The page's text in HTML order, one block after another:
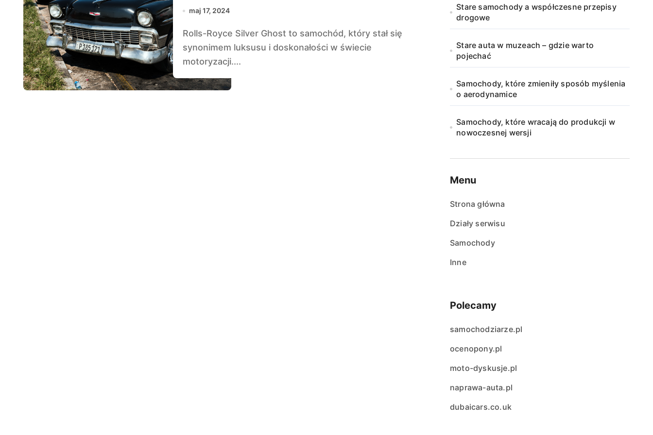
maj 17, 2024
Rolls-Royce Silver Ghost to samochód, który stał się
synonimem luksusu i doskonałości w świecie
motoryzacji....
Stare samochody a współczesne przepisy
drogowe
Stare auta w muzeach – gdzie warto
pojechać
Samochody, które zmieniły sposób myślenia
o aerodynamice
Samochody, które wracają do produkcji w
nowoczesnej wersji
Menu
Strona główna
Działy serwisu
Samochody
Inne
Polecamy
samochodziarze.pl
ocenopony.pl
moto-dyskusje.pl
naprawa-auta.pl
dubaicars.co.uk